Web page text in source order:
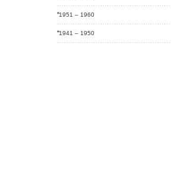
1951 – 1960
1941 – 1950